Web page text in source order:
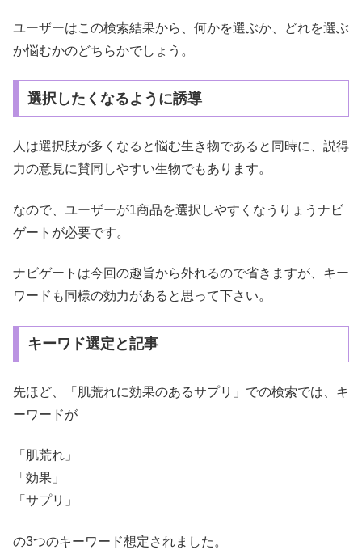
ユーザーはこの検索結果から、何かを選ぶか、どれを選ぶ
か悩むかのどちらかでしょう。
選択したくなるように誘導
人は選択肢が多くなると悩む生き物であると同時に、説得
力の意見に賛同しやすい生物でもあります。
なので、ユーザーが1商品を選択しやすくなうりょうナビ
ゲートが必要です。
ナビゲートは今回の趣旨から外れるので省きますが、キー
ワードも同様の効力があると思って下さい。
キーワド選定と記事
先ほど、「肌荒れに効果のあるサプリ」での検索では、キ
ーワードが
「肌荒れ」
「効果」
「サプリ」
の3つのキーワード想定されました。